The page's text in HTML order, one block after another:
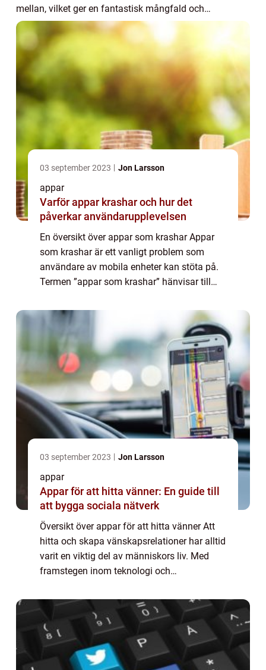
mellan, vilket ger en fantastisk mångfald och
funktionalitet. Trots detta finns det vis...
03 september 2023 Jon Larsson
appar
Varför appar krashar och hur det
påverkar användarupplevelsen
En översikt över appar som krashar Appar
som krashar är ett vanligt problem som
användare av mobila enheter kan stöta på.
Termen ”appar som krashar” hänvisar till
oväntat slutar fungera och stän...
03 september 2023 Jon Larsson
appar
Appar för att hitta vänner: En guide till
att bygga sociala nätverk
Översikt över appar för att hitta vänner Att
hitta och skapa vänskapsrelationer har alltid
varit en viktig del av människors liv. Med
framstegen inom teknologi och
blivit allt mer populära. Dessa appar er...